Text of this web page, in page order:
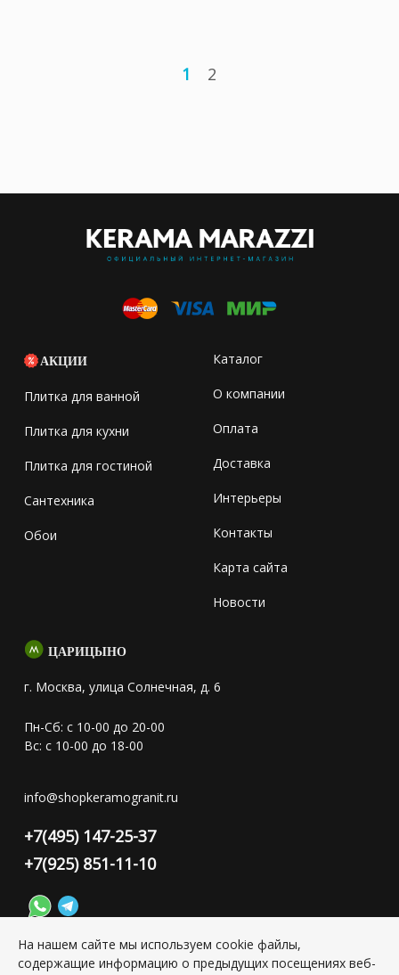
1 2
АКЦИИ
Плитка для ванной
Плитка для кухни
Плитка для гостиной
Сантехника
Обои
Каталог
О компании
Оплата
Доставка
Интерьеры
Контакты
Карта сайта
Новости
ЦАРИЦЫНО
г. Москва, улица Солнечная, д. 6
Пн-Сб: с 10-00 до 20-00
Вс: с 10-00 до 18-00
info@shopkeramogranit.ru
+7(495) 147-25-37
+7(925) 851-11-10
Конфиденциальность персональной информации
На нашем сайте мы используем cookie файлы,
содержащие информацию о предыдущих посещениях веб-